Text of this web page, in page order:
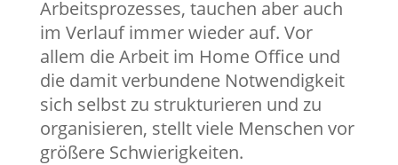
Arbeitsprozesses, tauchen aber auch
im Verlauf immer wieder auf. Vor
allem die Arbeit im Home Office und
die damit verbundene Notwendigkeit
sich selbst zu strukturieren und zu
organisieren, stellt viele Menschen vor
größere Schwierigkeiten.